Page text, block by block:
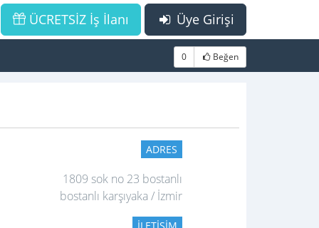
Üye Girişi
ÜCRETSİZ İş İlanı
0 Beğen
ADRES
1809 sok no 23 bostanlı
bostanlı karşıyaka / İzmir